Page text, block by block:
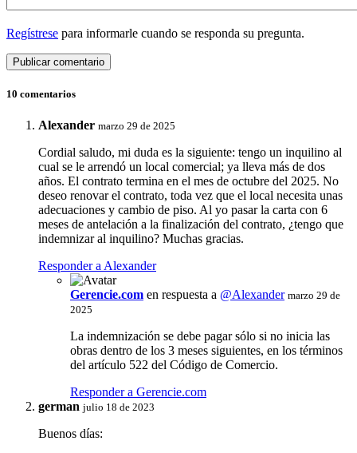
Regístrese para informarle cuando se responda su pregunta.
10 comentarios
Alexander marzo 29 de 2025
Cordial saludo, mi duda es la siguiente: tengo un inquilino al
cual se le arrendó un local comercial; ya lleva más de dos
años. El contrato termina en el mes de octubre del 2025. No
deseo renovar el contrato, toda vez que el local necesita unas
adecuaciones y cambio de piso. Al yo pasar la carta con 6
meses de antelación a la finalización del contrato, ¿tengo que
indemnizar al inquilino? Muchas gracias.
Responder a Alexander
Gerencie.com en respuesta a @Alexander marzo 29 de
2025
La indemnización se debe pagar sólo si no inicia las
obras dentro de los 3 meses siguientes, en los términos
del artículo 522 del Código de Comercio.
Responder a Gerencie.com
german julio 18 de 2023
Buenos días: